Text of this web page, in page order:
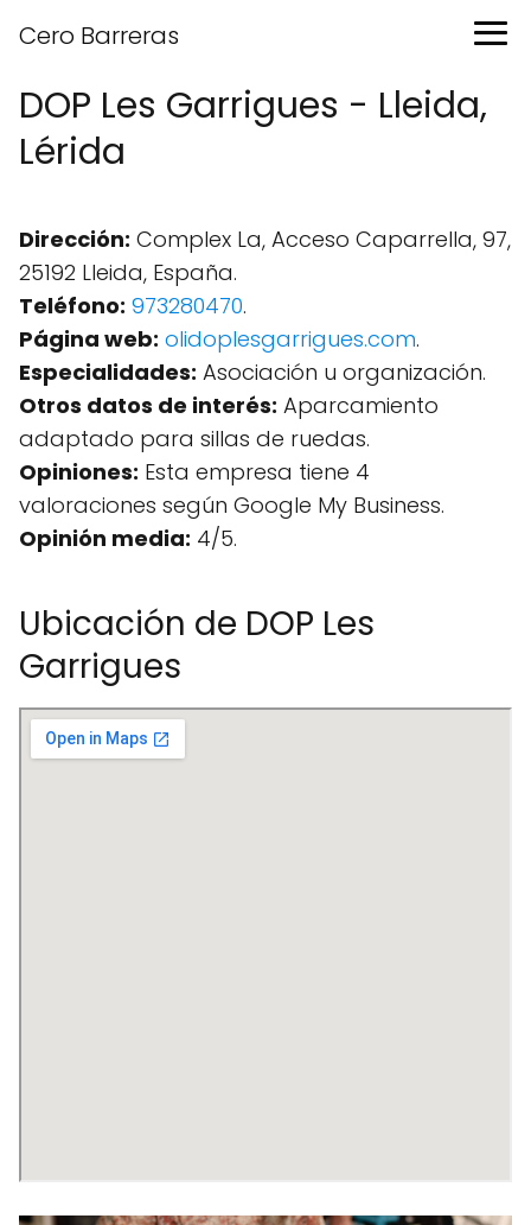
Cero Barreras
DOP Les Garrigues - Lleida,
Lérida
Dirección: Complex La, Acceso Caparrella, 97,
25192 Lleida, España.
Teléfono: 973280470.
Página web: olidoplesgarrigues.com.
Especialidades: Asociación u organización.
Otros datos de interés: Aparcamiento
adaptado para sillas de ruedas.
Opiniones: Esta empresa tiene 4
valoraciones según Google My Business.
Opinión media: 4/5.
Ubicación de DOP Les
Garrigues